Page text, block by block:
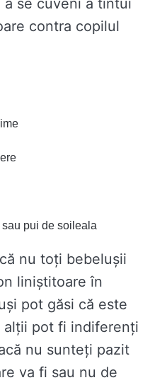
contra copilul
pui de soileala
nu toți bebelușii
liniștitoare în
pot găsi că este
alții pot fi indiferenți
nu sunteți pazit
va fi sau nu de